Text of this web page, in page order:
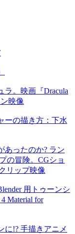
ラ。映画『Dracula
映像
ーの描き方：下水
あったのか? ラン
の冒険。CGショ
リップ映像
用トゥーンシ
Material for
に!? 手描きアニメ